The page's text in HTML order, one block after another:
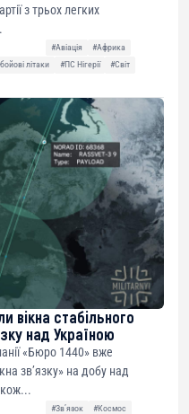
з трьох легких
#Авіація
#Африка
літаки #ПС Нігерії
#Світ
вікна стабільного
над Україною
«Бюро 1440» вже
зв’язку» на добу над
кож...
#Звʼязок
#Космос